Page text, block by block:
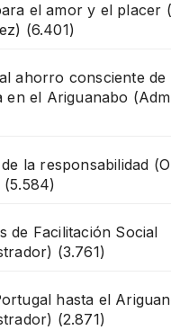
el amor y el placer
(6.401)
ahorro consciente de
en el Ariguanabo
la responsabilidad
(5.584)
de Facilitación Social
(3.761)
hasta el
(2.871)